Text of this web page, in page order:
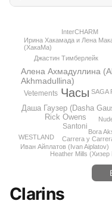
Часы
Алена Ахмадуллина
Akhmadullina)
Даша Гаузер (Dasha
Rick Owens
Santoni
Vetements
Джастин Тимберлейк
Ирина Хакамада и Лена
(ХакаМа)
Carrera y
Иван Айплатов (Ivan Aiplatov)
SAGA
InterCHARM
WESTLAND
Heather Mills
Bora
Clarins